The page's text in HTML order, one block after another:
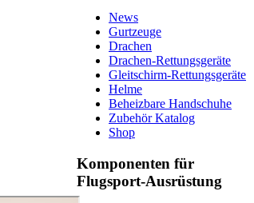
News
Gurtzeuge
Drachen
Drachen-Rettungsgeräte
Gleitschirm-Rettungsgeräte
Helme
Beheizbare Handschuhe
Zubehör Katalog
Shop
Komponenten für
Flugsport-Ausrüstung